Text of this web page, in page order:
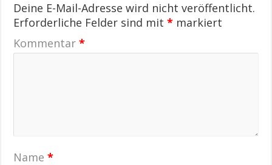
Deine E-Mail-Adresse wird nicht veröffentlicht.
Erforderliche Felder sind mit* markiert
Kommentar*
Name*